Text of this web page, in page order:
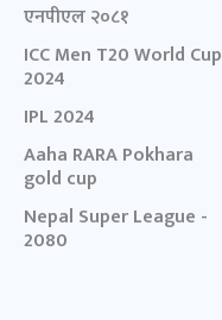
एनपीएल २०८१
ICC Men T20 World Cup
2024
IPL 2024
Aaha RARA Pokhara
gold cup
Nepal Super League -
2080